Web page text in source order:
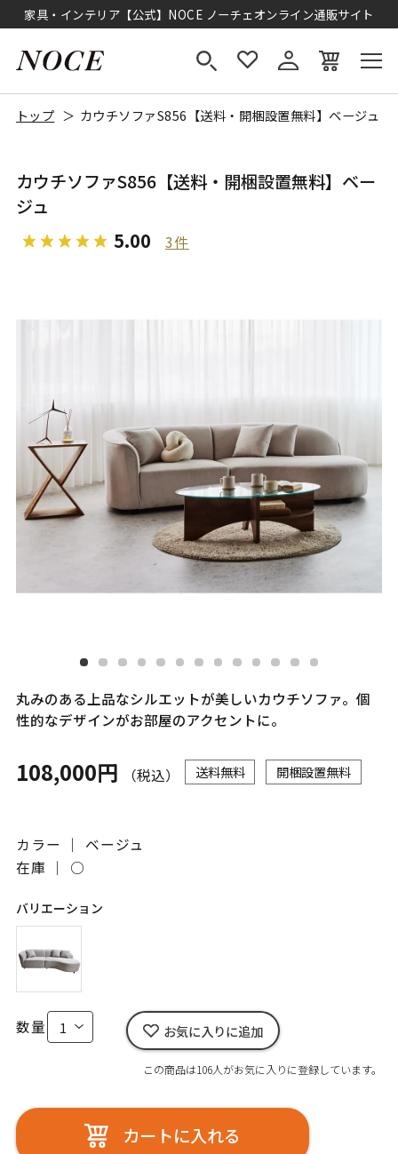
家具・インテリア【公式】NOCE ノーチェオンライン通販サイト
トップ カウチソファS856【送料・開梱設置無料】ベージュ
カウチソファS856【送料・開梱設置無料】ベー
ジュ
5.00 3件
丸みのある上品なシルエットが美しいカウチソファ。個
性的なデザインがお部屋のアクセントに。
108,000円 （税込） 送料無料 開梱設置無料
カラー ｜ ベージュ
在庫 ｜ ○
バリエーション
数量 お気に入りに追加
この商品は106人がお気に入りに登録しています。
カートに入れる